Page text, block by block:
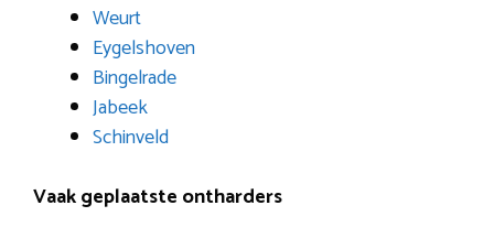
Weurt
Eygelshoven
Bingelrade
Jabeek
Schinveld
Vaak geplaatste ontharders